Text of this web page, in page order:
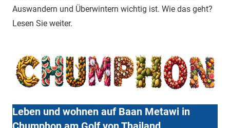
Auswandern und Überwintern wichtig ist. Wie das geht?
Lesen Sie weiter.
Leben und wohnen auf Baan Metawi in